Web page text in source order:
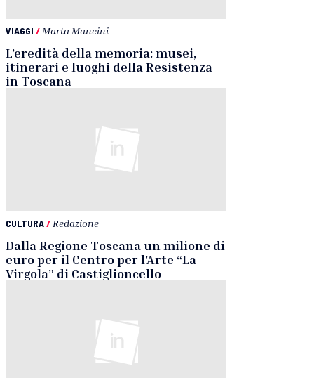
VIAGGI / Marta Mancini
L’eredità della memoria: musei,
itinerari e luoghi della Resistenza
in Toscana
CULTURA/ Redazione
Dalla Regione Toscana un milione di
euro per il Centro per l’Arte “La
Virgola” di Castiglioncello